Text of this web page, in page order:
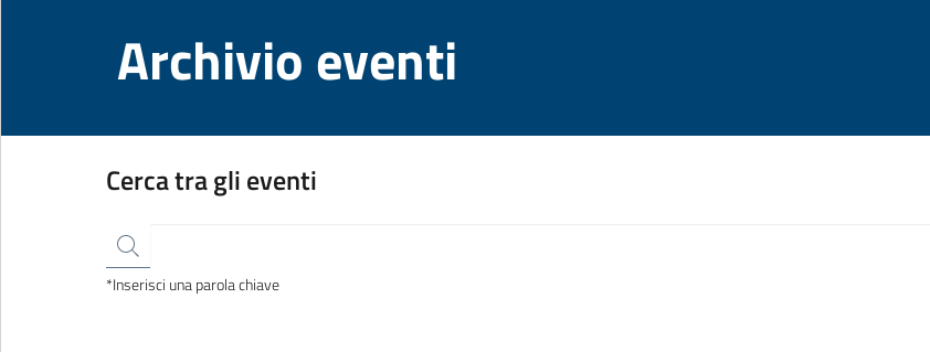
Archivio eventi
Cerca tra gli eventi
*Inserisci una parola chiave